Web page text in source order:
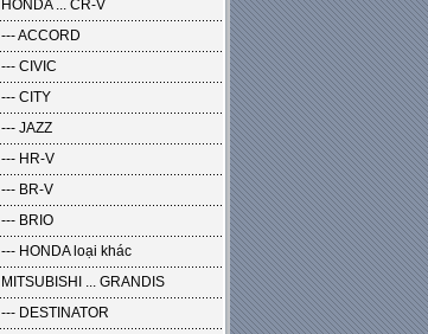
HONDA ... CR-V
--- ACCORD
--- CIVIC
--- CITY
--- JAZZ
--- HR-V
--- BR-V
--- BRIO
--- HONDA loại khác
MITSUBISHI ... GRANDIS
--- DESTINATOR